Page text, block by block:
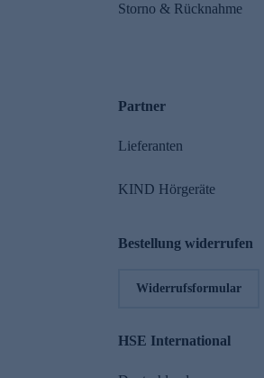
Storno & Rücknahme
Partner
Lieferanten
KIND Hörgeräte
Bestellung widerrufen
Widerrufsformular
HSE International